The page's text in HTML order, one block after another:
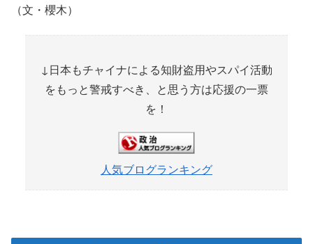
（文・櫻木）
↓日本もチャイナによる知財盗用やスパイ活動
をもっと警戒すべき、と思う方は応援の一票
を！
人気ブログランキング